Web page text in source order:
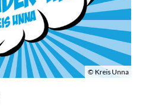
© Kreis Unna